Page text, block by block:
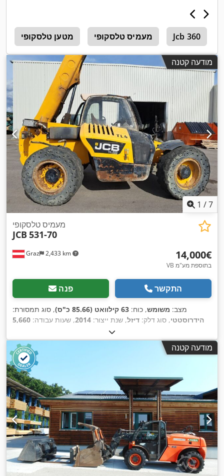
מטען טלסקופי מעמיס טלסקופי Jcb 360
מודעה קטנה
1 /7
Graz 2,433 km
מעמיס טלסקופי
JCB 531-70
‏14,000 ‏€
VB בתוספת מע"מ
פנה התקשר
מצב: משומש, כוח: 63 קילוואט (85.66 כ"ס)
, סוג תמסורת:
הידרוסטטי, סוג דלק: דיזל, שנת ייצור: 2014, שעות עבודה: 5,660
JCB5AAWGA02338172
מודעה קטנה